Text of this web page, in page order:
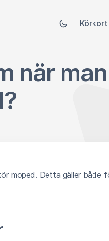
Körkort
när
moped. Detta gäller både